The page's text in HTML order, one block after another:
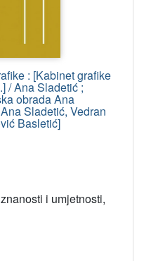
: [Kabinet grafike
/ Ana Sladetić ;
obrada Ana
Sladetić, Vedran
Basletić]
i umjetnosti,